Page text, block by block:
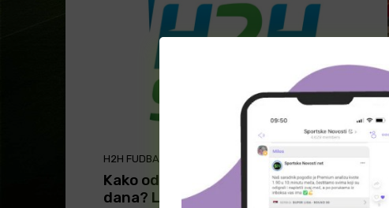
H2H FUDBAL
Kako od h2h statistike do tiketa
dana? Lako! – 1. avgust 2026.